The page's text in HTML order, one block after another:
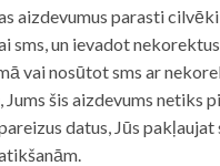
aizdevumus parasti
sms, un ievadot
vai nosūtot sms ar
šis aizdevums netiks
datus, Jūs pakļaujat